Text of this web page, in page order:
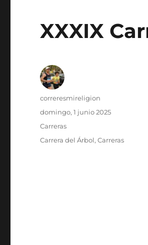
XXXIX
Autor
correresmireligion
Publicado
domingo, 1 junio 2025
Categorías
Carreras
Etiquetas
Carrera del Árbol,Carreras